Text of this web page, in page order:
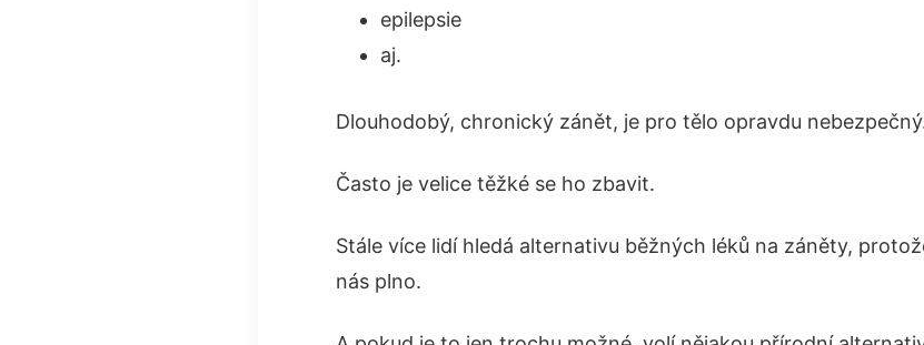
epilepsie
aj.
Dlouhodobý, chronický zánět, je pro tělo opravdu
Často je velice těžké se ho zbavit.
Stále více lidí hledá alternativu běžných léků na záněty,
nás plno.